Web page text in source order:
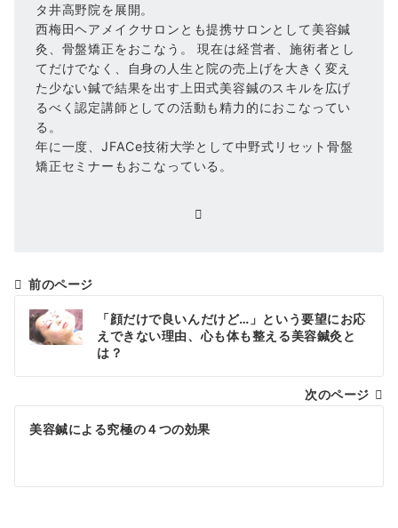
タ井高野院を展開。
西梅田ヘアメイクサロンとも提携サロンとして美容鍼
灸、骨盤矯正をおこなう。 現在は経営者、施術者とし
てだけでなく、自身の人生と院の売上げを大きく変え
た少ない鍼で結果を出す上田式美容鍼のスキルを広げ
るべく認定講師としての活動も精力的におこなってい
る。
年に一度、JFACe技術大学として中野式リセット骨盤
矯正セミナーもおこなっている。
投
稿
ビ
ゲ
シ
前のページ
「顔だけで良いんだけど…」という要望にお応
えできない理由、心も体も整える美容鍼灸と
は？
次のページ
美容鍼による究極の４つの効果